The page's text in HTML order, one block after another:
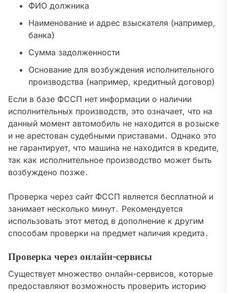
ФИО должника
Наименование и адрес взыскателя (например,
банка)
Сумма задолженности
Основание для возбуждения исполнительного
производства (например, кредитный договор)
Если в базе ФССП нет информации о наличии
исполнительных производств, это означает, что на
данный момент автомобиль не находится в розыске
и не арестован судебными приставами․ Однако это
не гарантирует, что машина не находится в кредите,
так как исполнительное производство может быть
возбуждено позже․
Проверка через сайт ФССП является бесплатной и
занимает несколько минут․ Рекомендуется
использовать этот метод в дополнение к другим
способам проверки на предмет наличия кредита․
Проверка через онлайн-сервисы
Существует множество онлайн-сервисов, которые
предоставляют возможность проверить историю